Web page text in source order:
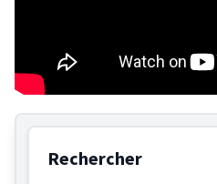
Rechercher